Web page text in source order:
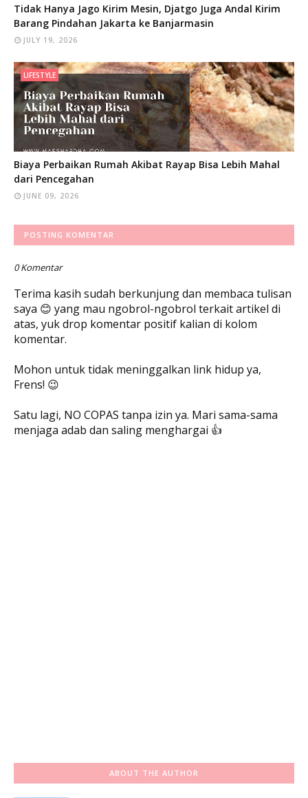
Tidak Hanya Jago Kirim Mesin, Djatgo Juga Andal Kirim
Barang Pindahan Jakarta ke Banjarmasin
JULY 19, 2026
LIFESTYLE
Biaya Perbaikan Rumah Akibat Rayap Bisa Lebih Mahal
dari Pencegahan
JUNE 09, 2026
POSTING KOMENTAR
0 Komentar
Terima kasih sudah berkunjung dan membaca tulisan
saya 😊 yang mau ngobrol-ngobrol terkait artikel di
atas, yuk drop komentar positif kalian di kolom
komentar.
Mohon untuk tidak meninggalkan link hidup ya,
Frens! 😉
Satu lagi, NO COPAS tanpa izin ya. Mari sama-sama
menjaga adab dan saling menghargai 👍
ABOUT THE AUTHOR